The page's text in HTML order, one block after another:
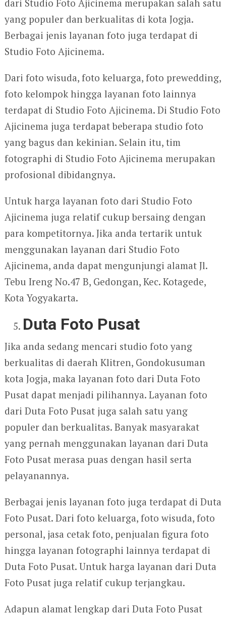
dari Studio Foto Ajicinema merupakan salah satu
yang populer dan berkualitas di kota Jogja.
Berbagai jenis layanan foto juga terdapat di
Studio Foto Ajicinema.
Dari foto wisuda, foto keluarga, foto prewedding,
foto kelompok hingga layanan foto lainnya
terdapat di Studio Foto Ajicinema. Di Studio Foto
Ajicinema juga terdapat beberapa studio foto
yang bagus dan kekinian. Selain itu, tim
fotographi di Studio Foto Ajicinema merupakan
profosional dibidangnya.
Untuk harga layanan foto dari Studio Foto
Ajicinema juga relatif cukup bersaing dengan
para kompetitornya. Jika anda tertarik untuk
menggunakan layanan dari Studio Foto
Ajicinema, anda dapat mengunjungi alamat Jl.
Tebu Ireng No.47 B, Gedongan, Kec. Kotagede,
Kota Yogyakarta.
Duta Foto Pusat
Jika anda sedang mencari studio foto yang
berkualitas di daerah Klitren, Gondokusuman
kota Jogja, maka layanan foto dari Duta Foto
Pusat dapat menjadi pilihannya. Layanan foto
dari Duta Foto Pusat juga salah satu yang
populer dan berkualitas. Banyak masyarakat
yang pernah menggunakan layanan dari Duta
Foto Pusat merasa puas dengan hasil serta
pelayanannya.
Berbagai jenis layanan foto juga terdapat di Duta
Foto Pusat. Dari foto keluarga, foto wisuda, foto
personal, jasa cetak foto, penjualan figura foto
hingga layanan fotographi lainnya terdapat di
Duta Foto Pusat. Untuk harga layanan dari Duta
Foto Pusat juga relatif cukup terjangkau.
Adapun alamat lengkap dari Duta Foto Pusat